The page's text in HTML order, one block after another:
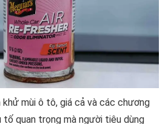
khử mùi ô tô, giá cả và các chương
tố quan trọng mà người tiêu dùng